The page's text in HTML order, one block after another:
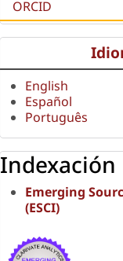
ORCID
English
Español
Português
Indexación
Emerging
(ESCI)